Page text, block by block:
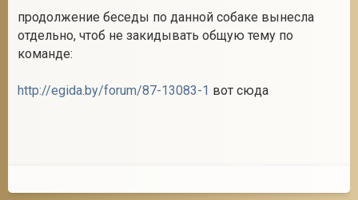
продолжение беседы по данной собаке вынесла
отдельно, чтоб не закидывать общую тему по
команде:
http://egida.by/forum/87-13083-1 вот сюда